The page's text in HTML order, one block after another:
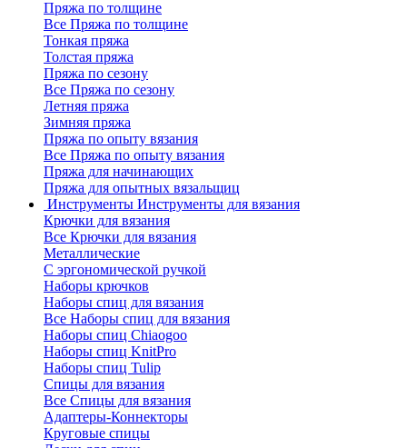
Пряжа по толщине
Все Пряжа по толщине
Тонкая пряжа
Толстая пряжа
Пряжа по сезону
Все Пряжа по сезону
Летняя пряжа
Зимняя пряжа
Пряжа по опыту вязания
Все Пряжа по опыту вязания
Пряжа для начинающих
Пряжа для опытных вязальщиц
Инструменты Инструменты для вязания
Крючки для вязания
Все Крючки для вязания
Металлические
С эргономической ручкой
Наборы крючков
Наборы спиц для вязания
Все Наборы спиц для вязания
Наборы спиц Chiaogoo
Наборы спиц KnitPro
Наборы спиц Tulip
Спицы для вязания
Все Спицы для вязания
Адаптеры-Коннекторы
Круговые спицы